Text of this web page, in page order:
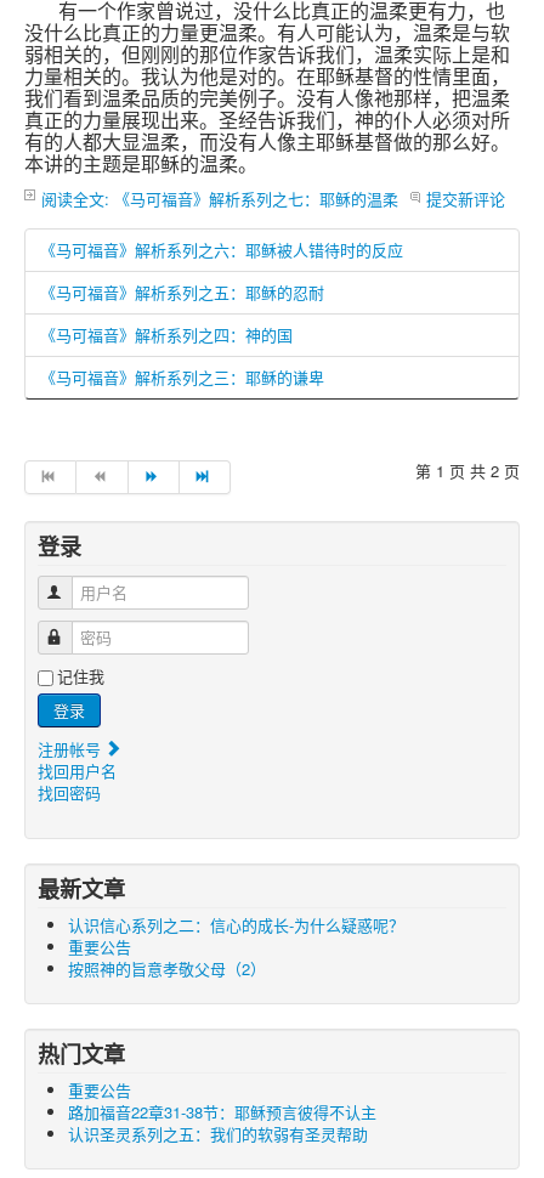
有一个作家曾说过，没什么比真正的温柔更有力，也
没什么比真正的力量更温柔。有人可能认为，温柔是与软
弱相关的，但刚刚的那位作家告诉我们，温柔实际上是和
力量相关的。我认为他是对的。在耶稣基督的性情里面，
我们看到温柔品质的完美例子。没有人像祂那样，把温柔
真正的力量展现出来。圣经告诉我们，神的仆人必须对所
有的人都大显温柔，而没有人像主耶稣基督做的那么好。
本讲的主题是耶稣的温柔。
阅读全文: 《马可福音》解析系列之七：耶稣的温柔 提交新评论
《马可福音》解析系列之六：耶稣被人错待时的反应
《马可福音》解析系列之五：耶稣的忍耐
《马可福音》解析系列之四：神的国
《马可福音》解析系列之三：耶稣的谦卑
第 1 页 共 2 页
登录
用户名
密码
记住我
登录
注册帐号
找回用户名
找回密码
最新文章
认识信心系列之二：信心的成长-为什么疑惑呢？
重要公告
按照神的旨意孝敬父母（2）
热门文章
重要公告
路加福音22章31-38节：耶稣预言彼得不认主
认识圣灵系列之五：我们的软弱有圣灵帮助